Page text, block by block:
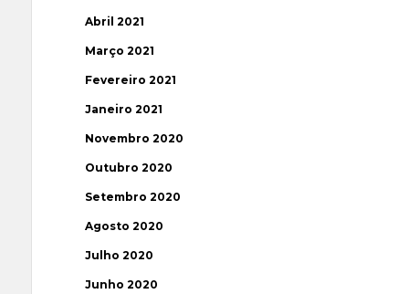
Abril 2021
Março 2021
Fevereiro 2021
Janeiro 2021
Novembro 2020
Outubro 2020
Setembro 2020
Agosto 2020
Julho 2020
Junho 2020